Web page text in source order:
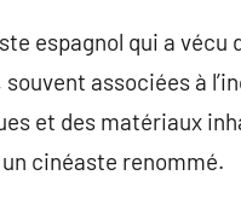
espagnol qui a vécu
associées à
et des matériaux
cinéaste renommé.